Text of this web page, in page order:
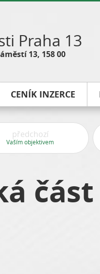
Praha 13
13, 158 00
CENÍK INZERCE
předchozí
Vaším objektivem